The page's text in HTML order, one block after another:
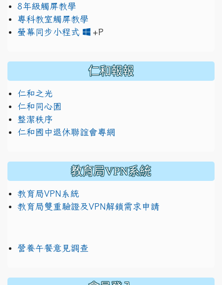
8年級觸屏教學
專科教室觸屏教學
螢幕同步小程式
+P
仁和報報
仁和之光
仁和同心園
整潔秩序
仁和國中退休聯誼會專網
教育局VPN系統
教育局VPN系統
教育局雙重驗證及VPN解鎖需求申請
營養午餐意見調查